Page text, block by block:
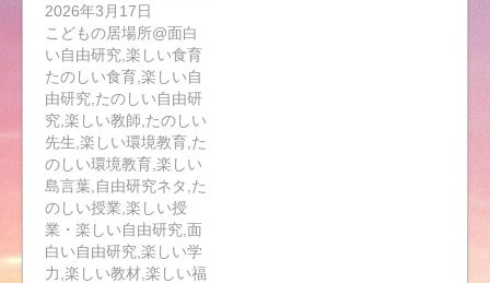
2026年3月17日
こどもの居場所@面白
い自由研究,楽しい食育
たのしい食育,楽しい自
由研究,たのしい自由研
究,楽しい教師,たのしい
先生,楽しい環境教育,た
のしい環境教育,楽しい
島言葉,自由研究ネタ,た
のしい授業,楽しい授
業・楽しい自由研究,面
白い自由研究,楽しい学
力,楽しい教材,楽しい福